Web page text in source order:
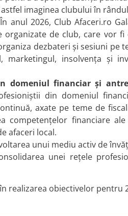
imaginea clubului în
anul 2026, Club Afaceri.ro
organizate de club, care vor
dezbateri și sesiuni
marketingul, insolvența și
domeniul financiar și
din domeniul
axate pe teme de
competențelor financiare
afaceri local.
unui mediu activ de
unei rețele
realizarea obiectivelor pentru